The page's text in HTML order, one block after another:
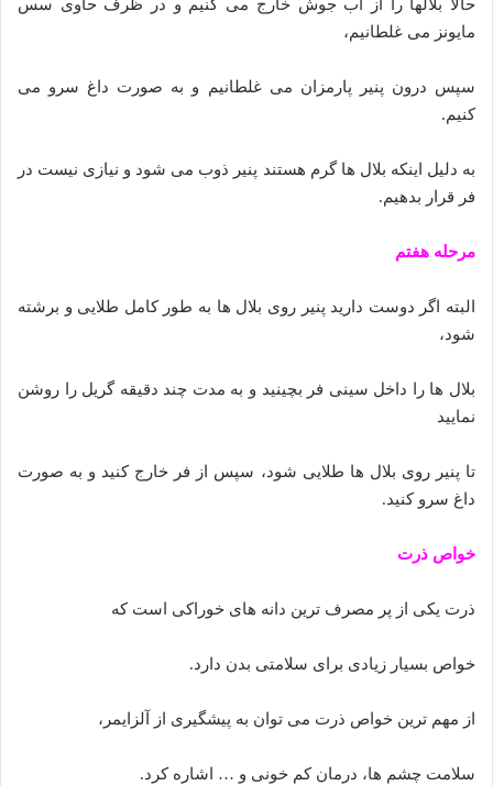
حالا بلالها را از آب جوش خارج می کنیم و در ظرف حاوی سس
مایونز می غلطانیم،
سپس درون پنیر پارمزان می غلطانیم و به صورت داغ سرو می
کنیم.
به دلیل اینکه بلال ها گرم هستند پنیر ذوب می شود و نیازی نیست در
فر قرار بدهیم.
مرحله هفتم
البته اگر دوست دارید پنیر روی بلال ها به طور کامل طلایی و برشته
شود،
بلال ها را داخل سینی فر بچینید و به مدت چند دقیقه گریل را روشن
نمایید
تا پنیر روی بلال ها طلایی شود، سپس از فر خارج کنید و به صورت
داغ سرو کنید.
خواص ذرت
ذرت یکی از پر مصرف ترین دانه های خوراکی است که
خواص بسیار زیادی برای سلامتی بدن دارد.
از مهم ترین خواص ذرت می توان به پیشگیری از آلزایمر،
سلامت چشم ها، درمان کم خونی و … اشاره کرد.